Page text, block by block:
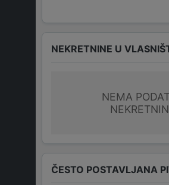
NEKRETNINE U
NEMA
ČESTO POSTAVLJANA